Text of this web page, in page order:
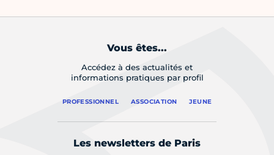
Vous êtes...
Accédez à des actualités et
informations pratiques par profil
PROFESSIONNEL ASSOCIATION JEUNE
Les newsletters de Paris